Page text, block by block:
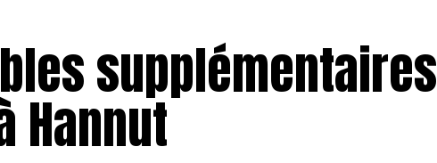
supplémentaires
Hannut